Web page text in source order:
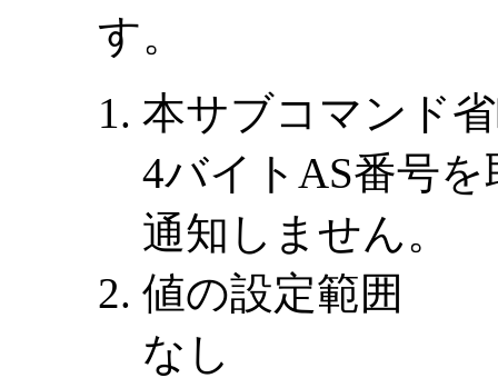
す。
本サブコマンド
4バイトAS番号
通知しません。
値の設定範囲
なし